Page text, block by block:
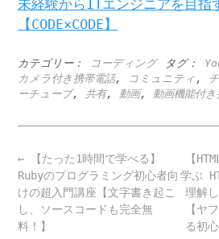
未経験からITエンジニアを目指
【CODE×CODE】
カテゴリー： コーディング タグ：
カメラ付き携帯電話, コミュニティ ,
ーチューブ, 共有, 動画, 動画機能付
Post
navigation
【
学ぶ
理解
【ヤ
る初
← 【たった1時間で学べる】
Rubyのプログラミング初心者向
けの超入門講座【文字書き起こ
し、ソースコードも完全無
料！】